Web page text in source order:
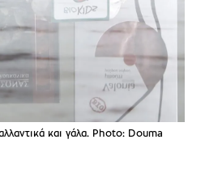
και γάλα. Photo: Douma